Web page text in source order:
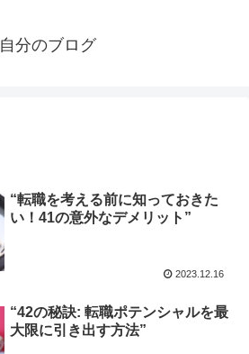
自分のブログ
“転職を考える前に知っておきた
い！41の意外なデメリット”
2023.12.16
“42の秘訣: 転職ポテンシャルを最
大限に引き出す方法”